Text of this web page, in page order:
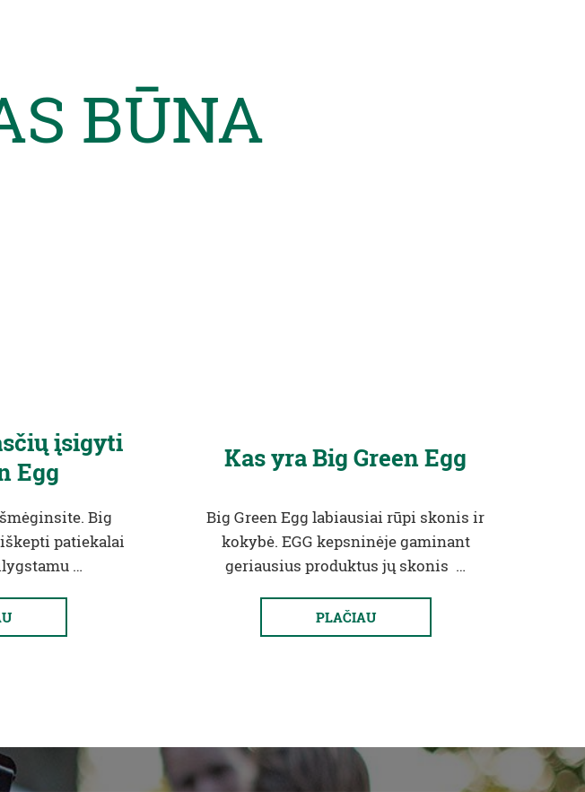
BŪNA
įsigyti
Egg
Big
patiekalai
…
Kas yra Big Green Egg
Big Green Egg labiausiai rūpi skonis ir
kokybė. EGG kepsninėje gaminant
geriausius produktus jų skonis …
PLAČIAU